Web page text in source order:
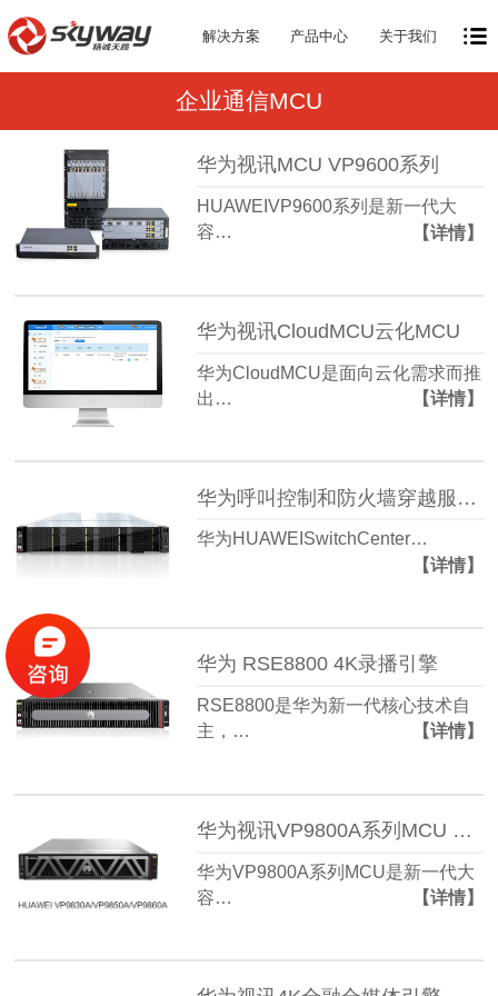
解决方案 产品中心 关于我们
企业通信MCU
华为视讯MCU VP9600系列
HUAWEIVP9600系列是新一代大
容…
【详情】
华为视讯CloudMCU云化MCU
华为CloudMCU是面向云化需求而推
出…
【详情】
华为呼叫控制和防火墙穿越服务器 Switch Center（SC）
华为HUAWEISwitchCenter…
【详情】
华为 RSE8800 4K录播引擎
RSE8800是华为新一代核心技术自
主，…
【详情】
华为视讯VP9800A系列MCU VP9830A/VP9850A/VP9860A
华为VP9800A系列MCU是新一代大
容…
【详情】